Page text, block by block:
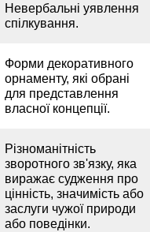
Невербальні уявлення
спілкування.
Форми декоративного
орнаменту, які обрані
для представлення
власної концепції.
Різноманітність
зворотного зв'язку, яка
виражає судження про
цінність, значимість або
заслуги чужої природи
або поведінки.